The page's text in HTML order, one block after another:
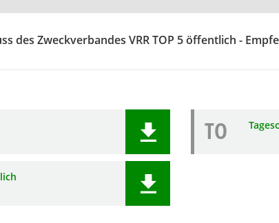
des Zweckverbandes VRR TOP 5 öffentlich -
TO